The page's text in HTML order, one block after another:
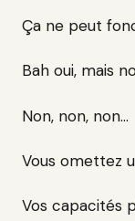
Ça ne peut
Bah oui, mais
Non, non, non…
Vous omettez
Vos capacités